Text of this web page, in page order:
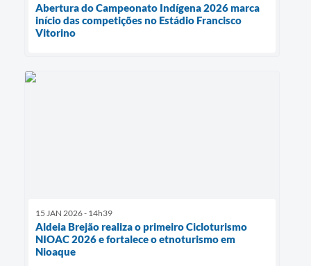
Abertura do Campeonato Indígena 2026 marca
início das competições no Estádio Francisco
Vitorino
15 JAN 2026 - 14h39
Aldeia Brejão realiza o primeiro Cicloturismo
NIOAC 2026 e fortalece o etnoturismo em
Nioaque